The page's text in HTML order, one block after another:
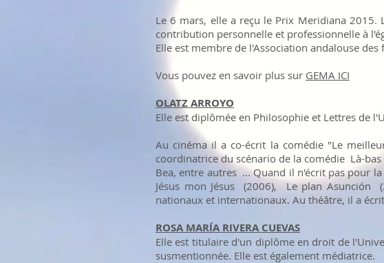
Le 6 mars, elle a reçu le Prix Meridiana
contribution personnelle et professionnelle à
Elle est membre de l'Association andalouse
Vous pouvez en savoir plus sur GEMA ICI
OLATZ ARROYO
Elle est diplômée en Philosophie et Lettres de
Au cinéma il a co-écrit la comédie "Le
coordinatrice du scénario de la comédie Là-
Bea, entre autres ... Quand il n'écrit pas pour
Jésus mon Jésus (2006), Le plan Asunción
nationaux et internationaux. Au théâtre, il a
ROSA MARÍA RIVERA CUEVAS
Elle est titulaire d'un diplôme en droit de
susmentionnée. Elle est également médiatrice.